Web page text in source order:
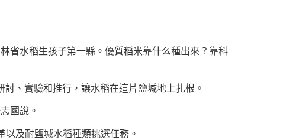
省水稻生孩子第一縣。優質稻米靠什么種出來？靠科
、實驗和推行，讓水稻在這片鹽堿地上扎根。
國說。
及耐鹽堿水稻種類挑選任務。